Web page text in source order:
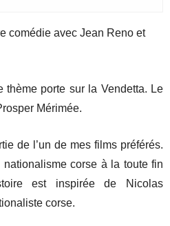
comédie avec Jean Reno et
thème porte sur la Vendetta. Le
Mérimée.
de l’un de mes films préférés.
corse à la toute fin
est inspirée de Nicolas
corse.